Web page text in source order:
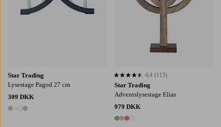
Star Trading
Lysestage Pagod 27 cm
309 DKK
4 farver
Star Trading
Adventslysestage Elias
979 DKK
4 farver
4,4 baseret på 113 bedømmelser
4,4 (113)